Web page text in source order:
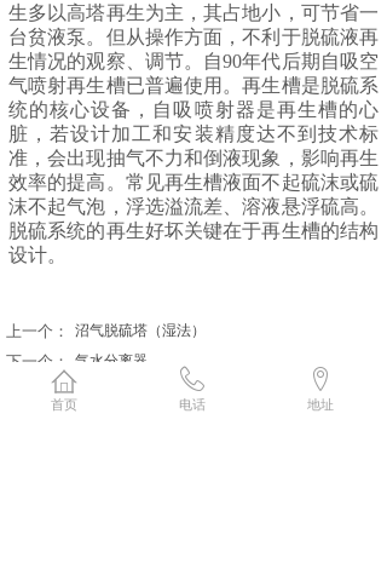
生多以高塔再生为主，其占地小，可节省一
台贫液泵。但从操作方面，不利于脱硫液再
生情况的观察、调节。自90年代后期自吸空
气喷射再生槽已普遍使用。再生槽是脱硫系
统的核心设备，自吸喷射器是再生槽的心
脏，若设计加工和安装精度达不到技术标
准，会出现抽气不力和倒液现象，影响再生
效率的提高。常见再生槽液面不起硫沫或硫
沫不起气泡，浮选溢流差、溶液悬浮硫高。
脱硫系统的再生好坏关键在于再生槽的结构
设计。
上一个： 沼气脱硫塔（湿法）
下一个： 气水分离器
首页 电话 地址